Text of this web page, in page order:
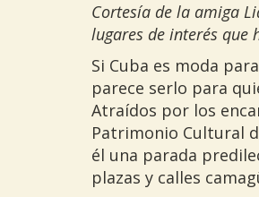
Cortesía de la amiga
lugares de interés que
Si Cuba es moda
parece serlo para
Atraídos por los
Patrimonio Cultural
él una parada
plazas y calles